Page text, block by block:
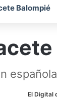
Balompié
El Digital